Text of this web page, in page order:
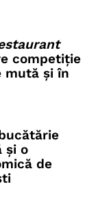
competiție
mută și în
și o
de